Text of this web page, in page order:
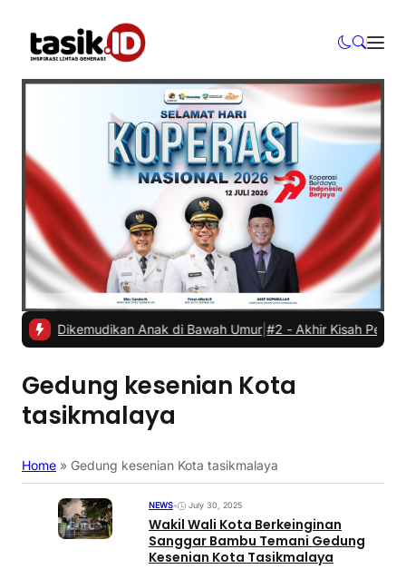
Dikemudikan Anak di Bawah Umur |#2 -Akhir Kisah Pegawai
Gedung kesenian Kota
tasikmalaya
Home » Gedung kesenian Kota tasikmalaya
NEWS• July 30, 2025
Wakil Wali Kota Berkeinginan
Sanggar Bambu Temani Gedung
Kesenian Kota Tasikmalaya